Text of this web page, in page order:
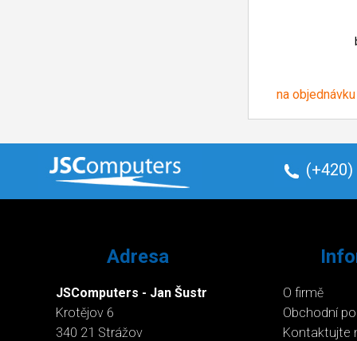
na objednávku
(+420)
Adresa
JSComputers - Jan Šustr
Krotějov 6
340 21 Strážov
O firmě
Obchodní
Kontaktujte